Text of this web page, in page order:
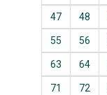
47 48
55 56
63 64
71 72